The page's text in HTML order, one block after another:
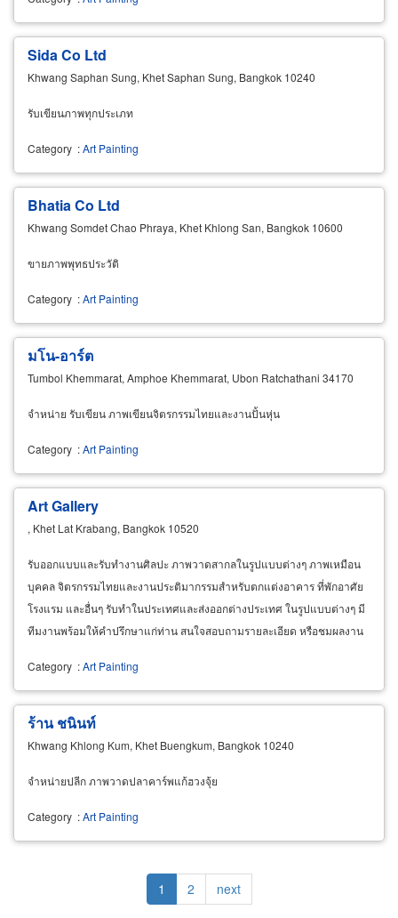
Sida Co Ltd
Khwang Saphan Sung, Khet Saphan Sung, Bangkok 10240
รับเขียนภาพทุกประเภท
Category :Art Painting
Bhatia Co Ltd
Khwang Somdet Chao Phraya, Khet Khlong San, Bangkok 10600
ขายภาพพุทธประวัติ
Category :Art Painting
มโน-อาร์ต
Tumbol Khemmarat, Amphoe Khemmarat, Ubon Ratchathani 34170
จำหน่าย รับเขียน ภาพเขียนจิตรกรรมไทยและงานปั้นหุ่น
Category :Art Painting
Art Gallery
, Khet Lat Krabang, Bangkok 10520
รับออกแบบและรับทำงานศิลปะ ภาพวาดสากลในรูปแบบต่างๆ ภาพเหมือน
บุคคล จิตรกรรมไทยและงานประติมากรรมสำหรับตกแต่งอาคาร ที่พักอาศัย
โรงแรม และอื่นๆ รับทำในประเทศและส่งออกต่างประเทศ ในรูปแบบต่างๆ มี
ทีมงานพร้อมให้คำปรึกษาแก่ท่าน สนใจสอบถามรายละเอียด หรือชมผลงาน
Category :Art Painting
ร้าน ชนินท์
Khwang Khlong Kum, Khet Buengkum, Bangkok 10240
จำหน่ายปลีก ภาพวาดปลาคาร์พแก้ฮวงจุ้ย
Category :Art Painting
Current
page
1 Page
2
Next
page
next